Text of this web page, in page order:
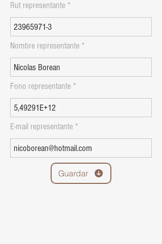
Rut representante
Nombre representante
Fono representante
E-mail representante
Guardar